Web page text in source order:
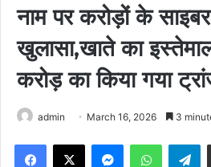
नाम पर करोड़ों के
खुलासा,खाते का
करोड़ का किया गया
admin March 16, 2026 3
Facebook
X Messenger